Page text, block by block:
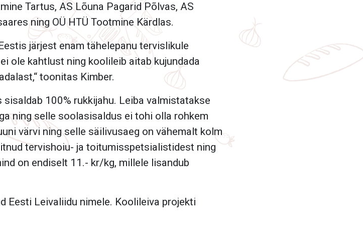
Tartus, AS Lõuna Pagarid Põlvas, AS
ning OÜ HTÜ Tootmine Kärdlas.
järjest enam tähelepanu tervislikule
ole kahtlust ning koolileib aitab kujundada
toonitas Kimber.
100% rukkijahu. Leiba valmistatakse
ning selle soolasisaldus ei tohi olla rohkem
värvi ning selle säilivusaeg on vähemalt kolm
tervishoiu- ja toitumisspetsialistidest ning
on endiselt 11.- kr/kg, millele lisandub
Eesti Leivaliidu nimele. Koolileiva projekti